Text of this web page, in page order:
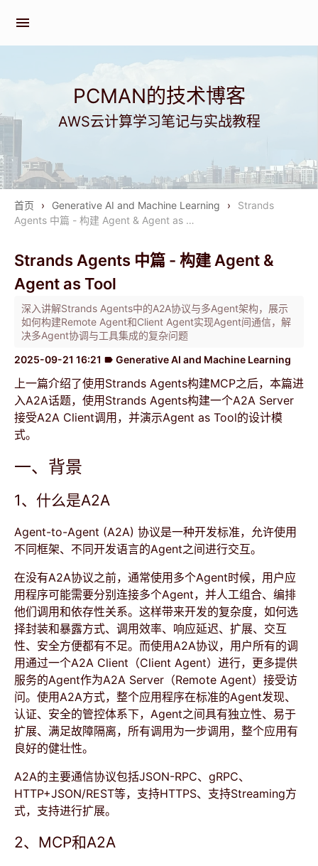
menu
PCMAN的技术博客
AWS云计算学习笔记与实战教程
首页 › Generative AI and Machine Learning ›
Strands
Agents 中篇 - 构建 Agent & Agent as …
Strands Agents 中篇 - 构建 Agent &
Agent as Tool
深入讲解Strands Agents中的A2A协议与多Agent架构，展示
如何构建Remote Agent和Client Agent实现Agent间通信，解
决多Agent协调与工具集成的复杂问题
2025-09-21 16:21 label Generative AI and Machine Learning
上一篇介绍了使用Strands Agents构建MCP之后，本篇进
入A2A话题，使用Strands Agents构建一个A2A Server
接受A2A Client调用，并演示Agent as Tool的设计模
式。
一、背景
1、什么是A2A
Agent-to-Agent (A2A) 协议是一种开发标准，允许使用
不同框架、不同开发语言的Agent之间进行交互。
在没有A2A协议之前，通常使用多个Agent时候，用户应
用程序可能需要分别连接多个Agent，并人工组合、编排
他们调用和依存性关系。这样带来开发的复杂度，如何选
择封装和暴露方式、调用效率、响应延迟、扩展、交互
性、安全方便都有不足。而使用A2A协议，用户所有的调
用通过一个A2A Client（Client Agent）进行，更多提供
服务的Agent作为A2A Server（Remote Agent）接受访
问。使用A2A方式，整个应用程序在标准的Agent发现、
认证、安全的管控体系下，Agent之间具有独立性、易于
扩展、满足故障隔离，所有调用为一步调用，整个应用有
良好的健壮性。
A2A的主要通信协议包括JSON-RPC、gRPC、
HTTP+JSON/REST等，支持HTTPS、支持Streaming方
式，支持进行扩展。
2、MCP和A2A